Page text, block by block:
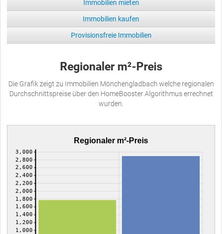
Immobilien mieten
Immobilien kaufen
Provisionsfreie Immobilien
Regionaler m²-Preis
Die Grafik zeigt zu Immobilien Mönchengladbach welche regionalen
Durchschnittspreise über den HomeBooster Algorithmus errechnet
wurden.
Regionaler m²-Preis
1,000
1,200
1,400
1,600
1,800
2,000
2,200
2,400
2,600
2,800
3,000